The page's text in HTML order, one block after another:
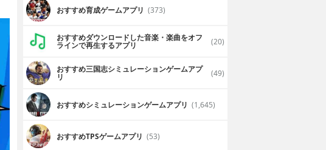
おすすめ育成ゲームアプリ (373)
おすすめダウンロードした音楽・楽曲をオフ
ラインで再生するアプリ (20)
おすすめ三国志シミュレーションゲームアプ
リ (49)
おすすめシミュレーションゲームアプリ (1,645)
おすすめTPSゲームアプリ (53)